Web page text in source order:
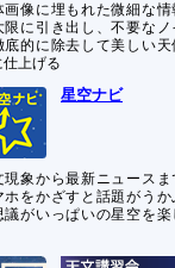
画像に埋もれた微細な情
限に引き出し、不要なノ
底的に除去して美しい天
仕上げる
星空ナビ
現象から最新ニュースま
ホをかざすと話題がうか
議がいっぱいの星空を楽